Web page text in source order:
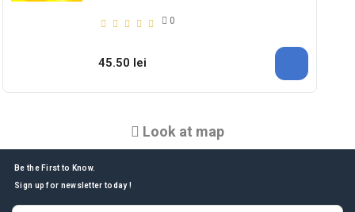
0
45.50 lei
Look at map
Be the First to Know.
Sign up for newsletter today !